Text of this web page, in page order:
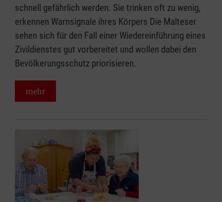
schnell gefährlich werden. Sie trinken oft zu wenig,
erkennen Warnsignale ihres Körpers Die Malteser
sehen sich für den Fall einer Wiedereinführung eines
Zivildienstes gut vorbereitet und wollen dabei den
Bevölkerungsschutz priorisieren.
mehr